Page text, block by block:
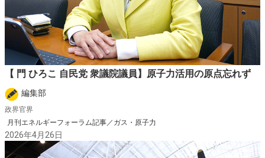
【 門 ひろこ 自民党 衆議院議員】原子力活用の原点忘れず
編集部
政界官界
月刊エネルギーフォーラム記事／ガス・原子力
2026年4月26日